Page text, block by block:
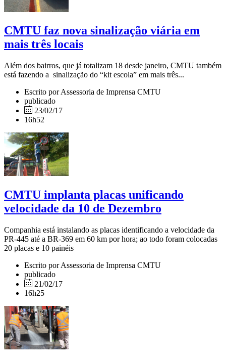
CMTU faz nova sinalização viária em
mais três locais
Além dos bairros, que já totalizam 18 desde janeiro, CMTU também
está fazendo a sinalização do “kit escola” em mais três...
Escrito por Assessoria de Imprensa CMTU
publicado
23/02/17
16h52
CMTU implanta placas unificando
velocidade da 10 de Dezembro
Companhia está instalando as placas identificando a velocidade da
PR-445 até a BR-369 em 60 km por hora; ao todo foram colocadas
20 placas e 10 painéis
Escrito por Assessoria de Imprensa CMTU
publicado
21/02/17
16h25